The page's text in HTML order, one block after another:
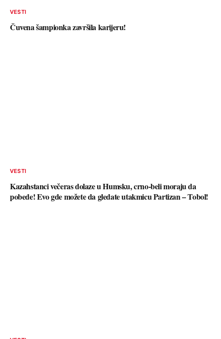
VESTI
Čuvena šampionka završila karijeru!
VESTI
Kazahstanci večeras dolaze u Humsku, crno-beli moraju da
pobede! Evo gde možete da gledate utakmicu Partizan – Tobol!